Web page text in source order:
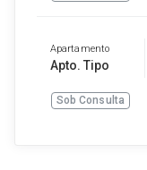
Apartamento
Apto. Tipo
Sob Consulta